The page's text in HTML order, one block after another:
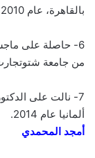
بالقاهرة، عام 2010.
6- حاصلة على
من جامعة شتوتجارت
7- نالت على
ألمانيا عام 2014.
أمجد المحمدي